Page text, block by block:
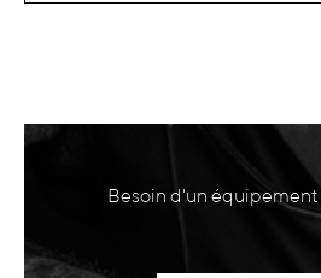
Besoin d'un équipement